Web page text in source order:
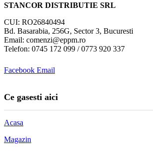
STANCOR DISTRIBUTIE SRL
CUI: RO26840494
Bd. Basarabia, 256G, Sector 3, Bucuresti
Email: comenzi@eppm.ro
Telefon: 0745 172 099 / 0773 920 337
Facebook Email
Ce gasesti aici
Acasa
Magazin